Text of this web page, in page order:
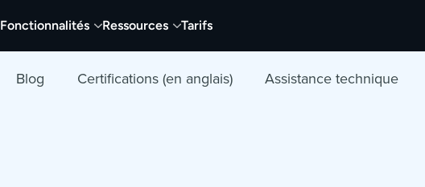
Fonctionnalités Ressources Tarifs
Blog Certifications (en anglais) Assistance technique